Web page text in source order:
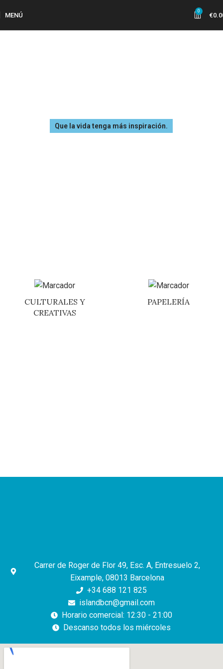
MENÚ
0
€
Que la vida tenga más inspiración.
CULTURALES Y
CREATIVAS
PAPELERÍA
Carrer de Roger de Flor 49, Esc. A, Entresuelo 2,
Eixample, 08013 Barcelona
+34 688 121 825
islandbcn@gmail.com
Horario comercial: 12:30 - 21:00
Descanso todos los miércoles